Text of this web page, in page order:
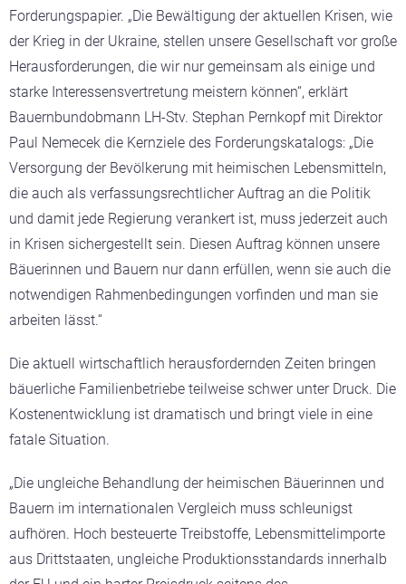
Forderungspapier. „Die Bewältigung der aktuellen Krisen, wie
der Krieg in der Ukraine, stellen unsere Gesellschaft vor große
Herausforderungen, die wir nur gemeinsam als einige und
starke Interessensvertretung meistern können“, erklärt
Bauernbundobmann LH-Stv. Stephan Pernkopf mit Direktor
Paul Nemecek die Kernziele des Forderungskatalogs: „Die
Versorgung der Bevölkerung mit heimischen Lebensmitteln,
die auch als verfassungsrechtlicher Auftrag an die Politik
und damit jede Regierung verankert ist, muss jederzeit auch
in Krisen sichergestellt sein. Diesen Auftrag können unsere
Bäuerinnen und Bauern nur dann erfüllen, wenn sie auch die
notwendigen Rahmenbedingungen vorfinden und man sie
arbeiten lässt.“
Die aktuell wirtschaftlich herausfordernden Zeiten bringen
bäuerliche Familienbetriebe teilweise schwer unter Druck. Die
Kostenentwicklung ist dramatisch und bringt viele in eine
fatale Situation.
„Die ungleiche Behandlung der heimischen Bäuerinnen und
Bauern im internationalen Vergleich muss schleunigst
aufhören. Hoch besteuerte Treibstoffe, Lebensmittelimporte
aus Drittstaaten, ungleiche Produktionsstandards innerhalb